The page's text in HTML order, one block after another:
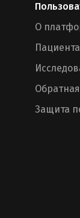
О
Защита